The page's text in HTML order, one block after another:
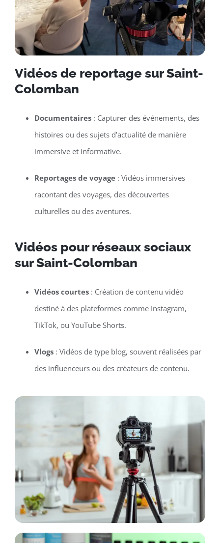
Vidéos de reportage sur Saint-
Colomban
Documentaires: Capturer des événements, des
histoires ou des sujets d’actualité de manière
immersive et informative.
Reportages de voyage: Vidéos immersives
racontant des voyages, des découvertes
culturelles ou des aventures.
Vidéos pour réseaux sociaux
sur Saint-Colomban
Vidéos courtes: Création de contenu vidéo
destiné à des plateformes comme Instagram,
TikTok, ou YouTube Shorts.
Vlogs: Vidéos de type blog, souvent réalisées par
des influenceurs ou des créateurs de contenu.